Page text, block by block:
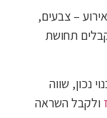
– צבעים,
תחושת
נכון, שווה
ולקבל השראה